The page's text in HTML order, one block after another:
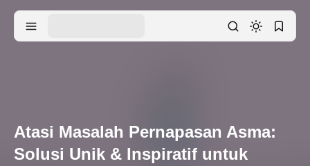
Atasi Masalah Pernapasan Asma:
Solusi Unik & Inspiratif untuk